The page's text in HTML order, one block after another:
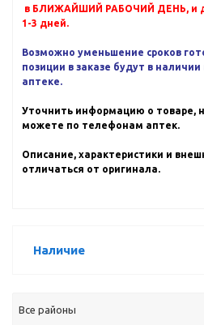
в БЛИЖАЙШИЙ РАБОЧИЙ ДЕНЬ, и
1-3 дней.
Возможно уменьшение сроков
позиции в заказе будут в
аптеке.
Уточнить информацию о товаре,
можете по телефонам аптек.
Описание, характеристики и
отличаться от оригинала.
Наличие
Все районы